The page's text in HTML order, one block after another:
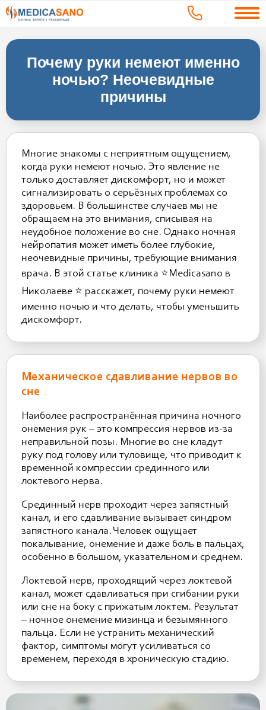
Почему руки немеют именно
ночью? Неочевидные
причины
Многие знакомы с неприятным ощущением,
когда руки немеют ночью. Это явление не
только доставляет дискомфорт, но и может
сигнализировать о серьёзных проблемах со
здоровьем. В большинстве случаев мы не
обращаем на это внимания, списывая на
неудобное положение во сне. Однако ночная
нейропатия может иметь более глубокие,
неочевидные причины, требующие внимания
врача. В этой статье клиника ⭐️Medicasano в
Николаеве ⭐️ расскажет, почему руки немеют
именно ночью и что делать, чтобы уменьшить
дискомфорт.
Механическое сдавливание нервов во
сне
Наиболее распространённая причина ночного
онемения рук – это компрессия нервов из-за
неправильной позы. Многие во сне кладут
руку под голову или туловище, что приводит к
временной компрессии срединного или
локтевого нерва.
Срединный нерв проходит через запястный
канал, и его сдавливание вызывает синдром
запястного канала. Человек ощущает
покалывание, онемение и даже боль в пальцах,
особенно в большом, указательном и среднем.
Локтевой нерв, проходящий через локтевой
канал, может сдавливаться при сгибании руки
или сне на боку с прижатым локтем. Результат
– ночное онемение мизинца и безымянного
пальца. Если не устранить механический
фактор, симптомы могут усиливаться со
временем, переходя в хроническую стадию.